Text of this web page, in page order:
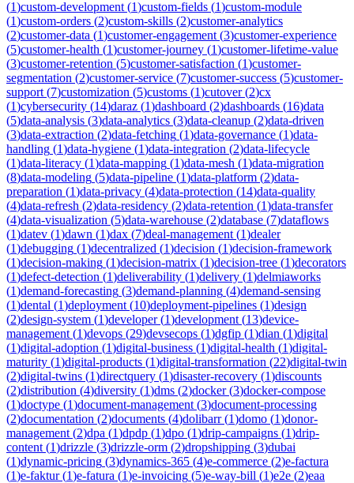
(1)custom-development (1)custom-fields (1)custom-module
(1)custom-orders (2)custom-skills (2)customer-analytics
(2)customer-data (1)customer-engagement (3)customer-experience
(5)customer-health (1)customer-journey (1)customer-lifetime-value
(3)customer-retention (5)customer-satisfaction (1)customer-
segmentation (2)customer-service (7)customer-success (5)customer-
support (7)customization (5)customs (1)cutover(2)cx
(1)cybersecurity (14)daraz (1)dashboard (2)dashboards (16)data
(5)data-analysis (3)data-analytics (3)data-cleanup (2)data-driven
(3)data-extraction (2)data-fetching (1)data-governance (1)data-
handling (1)data-hygiene (1)data-integration (2)data-lifecycle
(1)data-literacy (1)data-mapping (1)data-mesh (1)data-migration
(8)data-modeling (5)data-pipeline (1)data-platform (2)data-
preparation (1)data-privacy (4)data-protection (14)data-quality
(4)data-refresh (2)data-residency (2)data-retention (1)data-transfer
(4)data-visualization (5)data-warehouse (2)database (7)dataflows
(1)datev (1)dawn (1)dax (7)deal-management (1)dealer
(1)debugging (1)decentralized (1)decision (1)decision-framework
(1)decision-making (1)decision-matrix (1)decision-tree (1)decorators
(1)defect-detection (1)deliverability (1)delivery (1)delmiaworks
(1)demand-forecasting (3)demand-planning (4)demand-sensing
(1)dental (1)deployment (10)deployment-pipelines (1)design
(2)design-system (1)developer(1)development (13)device-
management (1)devops (29)devsecops (1)dgfip (1)dian (1)digital
(1)digital-adoption (1)digital-business (1)digital-health (1)digital-
maturity (1)digital-products (1)digital-transformation (22)digital-twin
(2)digital-twins (1)directquery (1)disaster-recovery (1)discounts
(2)distribution (4)diversity (1)dms (2)docker(3)docker-compose
(1)doctype (1)document-management (3)document-processing
(2)documentation (2)documents (4)dolibarr(1)domo (1)donor-
management (2)dpa (1)dpdp (1)dpo (1)drip-campaigns (1)drip-
content (1)drizzle (3)drizzle-orm (2)dropshipping (3)dubai
(1)dynamic-pricing (3)dynamics-365 (4)e-commerce (2)e-factura
(1)e-faktur(1)e-fatura (1)e-invoicing (5)e-way-bill (1)e2e (2)eaa